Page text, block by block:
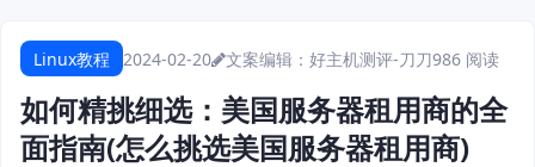
Linux教程 2024-02-20 文案编辑：好主机测评-刀刀986 阅读
如何精挑细选：美国服务器租用商的全
面指南(怎么挑选美国服务器租用商)